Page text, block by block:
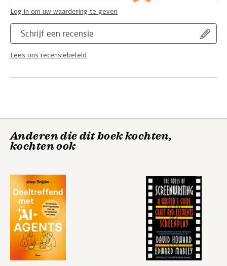
Schrijf een recensie
Lees ons recensiebeleid
Log in om uw waardering te geven
Anderen die dit boek kochten,
kochten ook